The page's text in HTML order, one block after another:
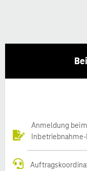
Anmeldung